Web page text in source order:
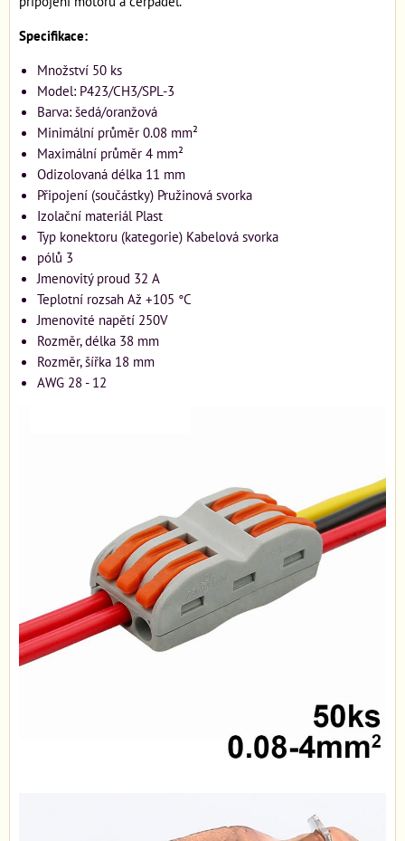
Specifikace:
Množství 50 ks
Model: P423/CH3/SPL-3
Barva: šedá/oranžová
Minimální průměr 0.08 mm²
Maximální průměr 4 mm²
Odizolovaná délka 11 mm
Připojení (součástky) Pružinová svorka
Izolační materiál Plast
Typ konektoru (kategorie) Kabelová svorka
pólů 3
Jmenovitý proud 32 A
Teplotní rozsah Až +105 °C
Jmenovité napětí 250V
Rozměr, délka 38 mm
Rozměr, šířka 18 mm
AWG 28 - 12